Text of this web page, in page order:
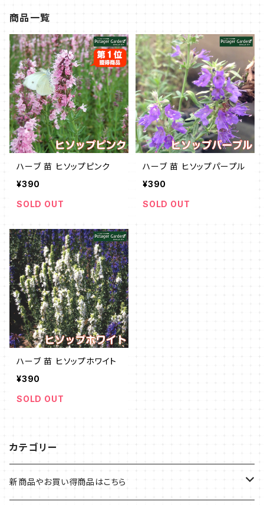
商品一覧
ハーブ 苗 ヒソップピンク
¥390
SOLD OUT
ハーブ 苗 ヒソップパープル
¥390
SOLD OUT
ハーブ 苗 ヒソップホワイト
¥390
SOLD OUT
カテゴリー
新商品やお買い得商品はこちら